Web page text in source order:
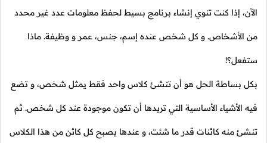
الآن، إذا كنت تنوي إنشاء برنامج بسيط لحفظ معلومات عدد غير محدد
من الأشخاص. و كل شخص عنده إسم، جنس، عمر و وظيفة. ماذا
ستفعل؟!
بكل بساطة الحل هو أن تنشئ كلاس واحد فقط يمثل شخص، و تضع
فيه الأشياء الأساسية التي تريدها أن تكون موجودة عند كل شخص. ثم
تنشئ منه كائنات قدر ما شئت، و عندها يصبح كل كائن من هذا الكلاس